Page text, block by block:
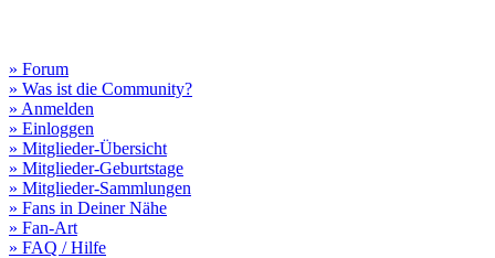
» Forum
» Was ist die Community?
» Anmelden
» Einloggen
» Mitglieder-Übersicht
» Mitglieder-Geburtstage
» Mitglieder-Sammlungen
» Fans in Deiner Nähe
» Fan-Art
» FAQ / Hilfe